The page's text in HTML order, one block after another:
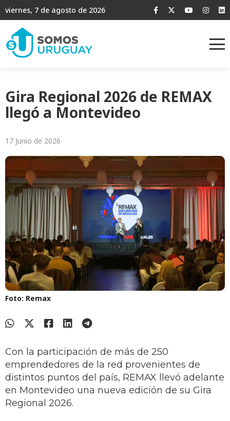
viernes, 7 de agosto de 2026
Gira Regional 2026 de REMAX
llegó a Montevideo
17 Junio de 2026
Foto: Remax
Con la participación de más de 250
emprendedores de la red provenientes de
distintos puntos del país, REMAX llevó adelante
en Montevideo una nueva edición de su Gira
Regional 2026.